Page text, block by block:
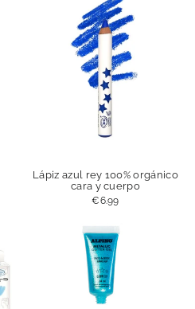
Lápiz azul rey 100% orgánico
cara y cuerpo
€6.99